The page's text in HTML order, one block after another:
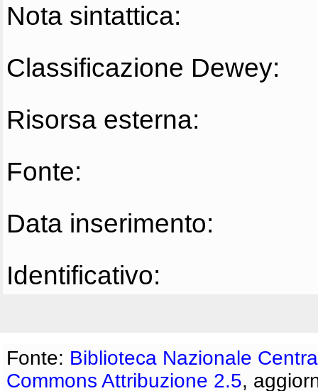
Nota sintattica:
Classificazione Dewey:
Risorsa esterna:
Fonte:
Data inserimento:
Identificativo:
Fonte: Biblioteca Nazionale
Commons Attribuzione 2.5,